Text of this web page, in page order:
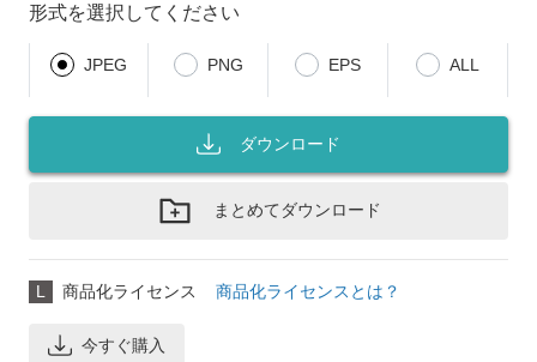
形式を選択してください
JPEG PNG EPS ALL
ダウンロード
まとめてダウンロード
L 商品化ライセンス 商品化ライセンスとは？
今すぐ購入